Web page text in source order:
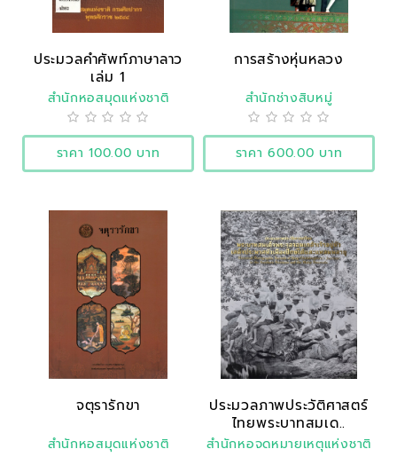
ประมวลคำศัพท์ภาษาลาว
เล่ม 1
สำนักหอสมุดแห่งชาติ
ราคา 100.00 บาท
การสร้างหุ่นหลวง
สำนักช่างสิบหมู่
ราคา 600.00 บาท
จตุรารักขา
สำนักหอสมุดแห่งชาติ
ประมวลภาพประวัติศาสตร์
ไทยพระบาทสมเด..
สำนักหอจดหมายเหตุแห่งชาติ